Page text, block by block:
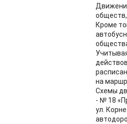
обществ,
Кроме
на
Схемы
- № 18
ул.